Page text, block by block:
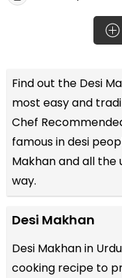
Find out the Desi
most easy and
Chef
famous in desi
Makhan and all the
way.
Desi Makhan
Desi Makhan in
cooking recipe to